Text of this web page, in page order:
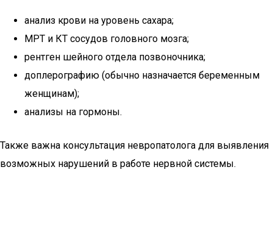
анализ крови на уровень сахара;
МРТ и КТ сосудов головного мозга;
рентген шейного отдела позвоночника;
доплерографию (обычно назначается беременным
женщинам);
анализы на гормоны.
Также важна консультация невропатолога для выявления
возможных нарушений в работе нервной системы.